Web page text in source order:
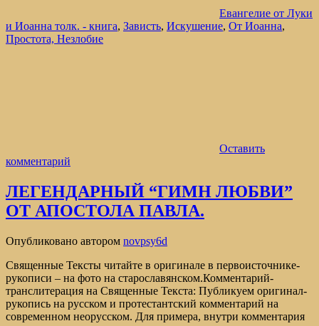
Евангелие от Луки
и Иоанна толк. - книга, Зависть, Искушение, От Иоанна,
Простота, Незлобие
Оставить
комментарий
ЛЕГЕНДАРНЫЙ “ГИМН ЛЮБВИ”
ОТ АПОСТОЛА ПАВЛА.
Опубликовано автором novpsy6d
Священные Тексты читайте в оригинале в первоисточнике-
рукописи – на фото на старославянском.Комментарий-
транслитерация на Священные Текста: Публикуем оригинал-
рукопись на русском и протестантский комментарий на
современном неорусском. Для примера, внутри комментария